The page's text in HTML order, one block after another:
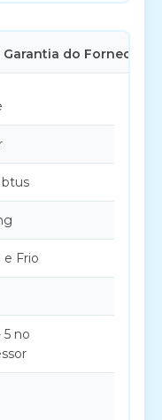
Garantia do Fornecedor
Frio
5 no